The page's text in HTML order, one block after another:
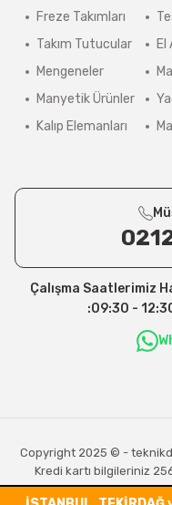
Freze Takımları
Takım Tutucular
Mengeneler
Manyetik Ürünler
Kalıp Elemanları
El
Çalışma Saatlerimiz
:09:30 -
Copyright 2025 © -
Kredi kartı bilgileriniz